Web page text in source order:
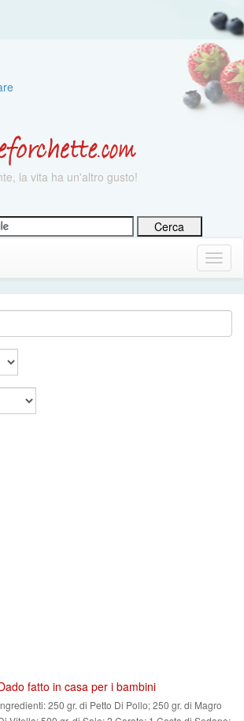
la vita ha un'altro gusto!
Menu
Down
fatto in casa per i bambini
250 gr. di Petto Di Pollo; 250 gr. di Magro